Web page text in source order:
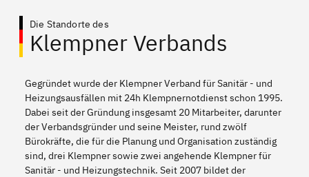
Die Standorte des
Klempner Verbands
Gegründet wurde der Klempner Verband für Sanitär - und
Heizungsausfällen mit 24h Klempnernotdienst schon 1995.
Dabei seit der Gründung insgesamt 20 Mitarbeiter, darunter
der Verbandsgründer und seine Meister, rund zwölf
Bürokräfte, die für die Planung und Organisation zuständig
sind, drei Klempner sowie zwei angehende Klempner für
Sanitär - und Heizungstechnik. Seit 2007 bildet der